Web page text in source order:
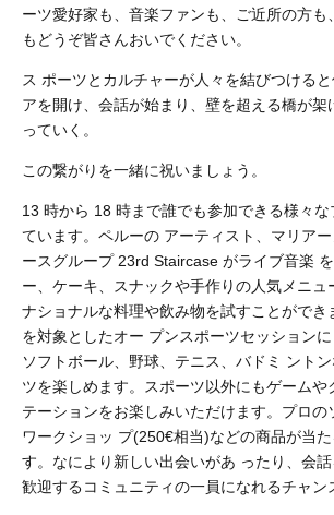
ーツ愛好家も、音楽ファンも、ご近所の方も
もどうぞ皆さんおいでください。
ス ポーツとカルチャーが人々を結びつける
アを開け、会話が始まり、壁を超える橋が架
っていく。
この繋がりを一緒に祝いましょう。
13 時から 18 時まで誰でも参加できる様々な
ています。ペルーの アーティスト、マリア
ースグループ 23rd Staircase がライブ音楽
ー、ケーキ、スナックや手作りの人気メニュ
ナショナルな料理や飲み物を試すことができ
を対象としたオー プンスポーツセッションに
ソフトボール、野球、テニス、バドミ ント
ツを楽しめます。スポーツ以外にもゲームや
テーションをお楽しみいただけます。プロの
ワークショッ プ(250€相当)などの商品が当
す。なにより新しい出会いがあ ったり、会
歓迎するコミュニティの一員になれるチャン